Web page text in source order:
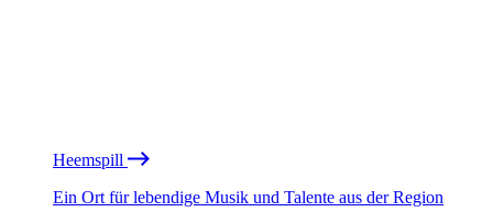
Heemspill
Ein Ort für lebendige Musik und Talente aus der Region